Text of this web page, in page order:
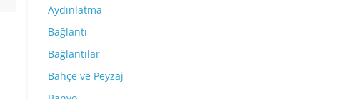
Aydınlatma
Bağlantı
Bağlantılar
Bahçe ve Peyzaj